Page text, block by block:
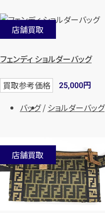
店舗買取
フェンディ ショルダーバッグ
買取参考価格 25,000円
バッグ
ショルダーバッグ
店舗買取